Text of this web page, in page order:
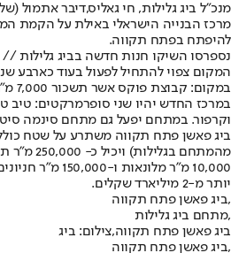
מנכ"ל ביג גלילות, חי גאליס,דיבר אתמול
מרכז הבנייה הישראלי באילת על הקמת
להיפתח בפתח תקווה.
נספרסו השיקו חנות חדשה בביג גלילות //
המקום צפוי להתחיל לפעול בעוד כארבע
במרכז החדש יהיו שני סופרמרקטים:
וקרפור. במתחם יפעל גם מתחם סינמה
10,000 מ"ר
יותר מ-2 מיליארד שקלים.
ביג פאשן פתח תקווה,
מתחם ביג גלילות,
ביג פאשן פתח תקווה,צילום: ביג
ביג פאשן פתח תקווה,